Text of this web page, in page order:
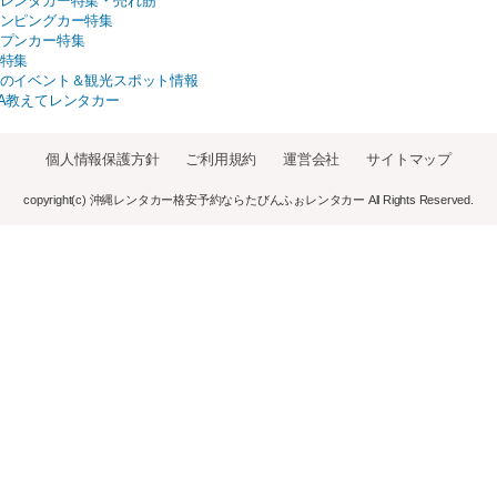
ピングカー特集
ンカー特集
集
イベント＆観光スポット情報
教えてレンタカー
個人情報保護方針 ご利用規約 運営会社 サイトマップ
copyright(c) 沖縄レンタカー格安予約ならたびんふぉレンタカー All Rights Reserved.